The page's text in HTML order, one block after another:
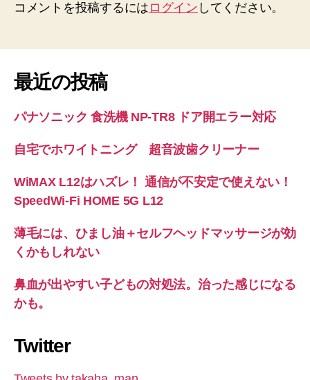
コメントを投稿するには ログイン してください。
最近の投稿
パナソニック 食洗機 NP-TR8 ドア開エラー対応
自宅でホワイトニング 超音波歯クリーナー
WiMAX L12はハズレ！ 通信が不安定で使えない！
SpeedWi-Fi HOME 5G L12
薄毛には、ひまし油＋セルフヘッドマッサージが効
くかもしれない
鼻血が出やすい子どもの対処法。治った感じになる
かも。
Twitter